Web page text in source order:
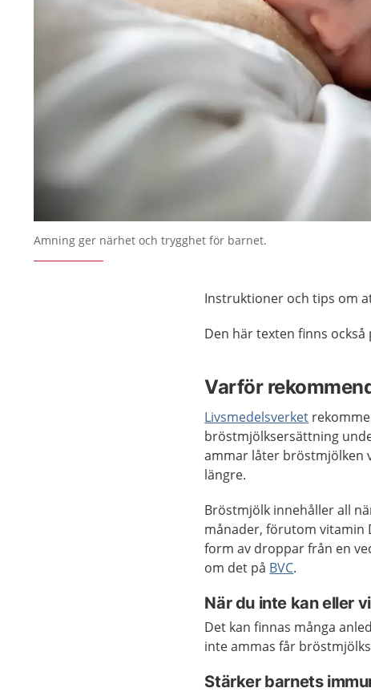
Amning ger närhet och trygghet för barnet.
Instruktioner och tips om
Den här texten finns också
Varför
Livsmedelsverket
bröstmjölksersättning
ammar låter bröstmjölken
längre.
Bröstmjölk innehåller all
månader, förutom vitamin
form av droppar från en
om det på BVC.
När du inte kan eller
Det kan finnas många
inte ammas får
Stärker barnets